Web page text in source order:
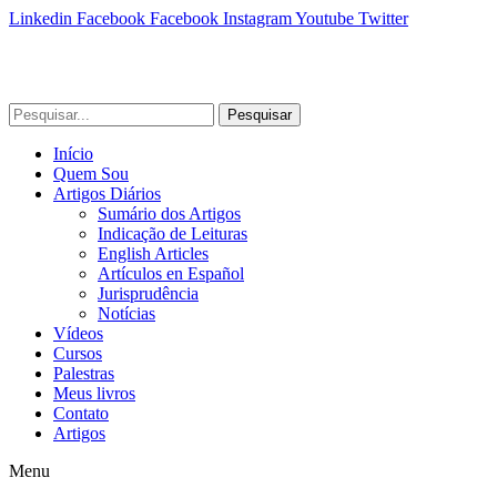
Linkedin Facebook Facebook InstagramYoutube Twitter
Pesquisar
Início
Quem Sou
Artigos Diários
Sumário dos Artigos
Indicação de Leituras
English Articles
Artículos en Español
Jurisprudência
Notícias
Vídeos
Cursos
Palestras
Meus livros
Contato
Artigos
Menu